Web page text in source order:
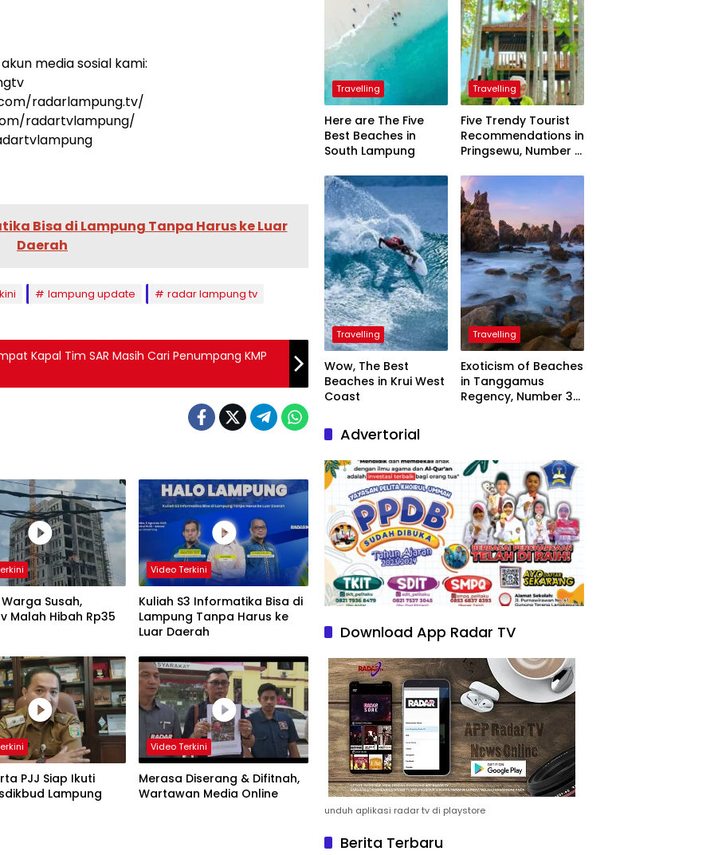
media sosial kami:
radarlampung.tv/
radartvlampung/
Bisa di Lampung Tanpa Harus ke Luar
Daerah
lampung update
radar lampung tv
Kapal Tim SAR Masih Cari Penumpang KMP
Susah,
Malah Hibah Rp35
Video Terkini
Kuliah S3 Informatika Bisa di
Lampung Tanpa Harus ke
Luar Daerah
PJJ Siap Ikuti
Disdikbud Lampung
Video Terkini
Merasa Diserang & Difitnah,
Wartawan Media Online
Travelling
Here are The Five
Best Beaches in
South Lampung
Travelling
Five Trendy Tourist
Recommendations in
Pringsewu, Number 3
President
Travelling
Wow, The Best
Beaches in Krui West
Coast
Travelling
Exoticism of Beaches
in Tanggamus
Regency, Number 3
Advertorial
Download App Radar TV
unduh aplikasi radar tv di playstore
Berita Terbaru